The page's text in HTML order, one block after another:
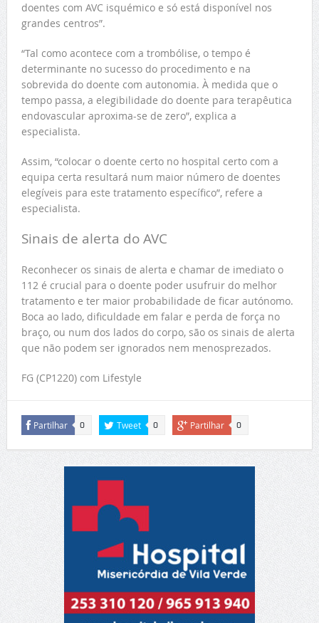
doentes com AVC isquémico e só está disponível nos
grandes centros”.
“Tal como acontece com a trombólise, o tempo é
determinante no sucesso do procedimento e na
sobrevida do doente com autonomia. À medida que o
tempo passa, a elegibilidade do doente para terapêutica
endovascular aproxima-se de zero”, explica a
especialista.
Assim, “colocar o doente certo no hospital certo com a
equipa certa resultará num maior número de doentes
elegíveis para este tratamento específico”, refere a
especialista.
Sinais de alerta do AVC
Reconhecer os sinais de alerta e chamar de imediato o
112 é crucial para o doente poder usufruir do melhor
tratamento e ter maior probabilidade de ficar autónomo.
Boca ao lado, dificuldade em falar e perda de força no
braço, ou num dos lados do corpo, são os sinais de alerta
que não podem ser ignorados nem menosprezados.
FG (CP1220) com Lifestyle
Partilhar 0 Tweet 0 Partilhar 0